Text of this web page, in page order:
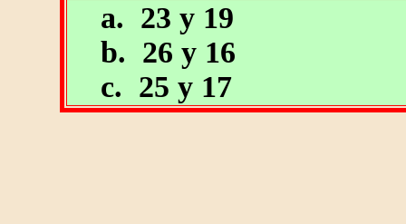
a. 23 y 19
b. 26 y 16
c. 25 y 17